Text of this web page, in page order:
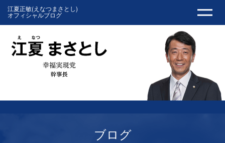
江夏正敏(えなつまさとし)
オフィシャルブログ
ブログ